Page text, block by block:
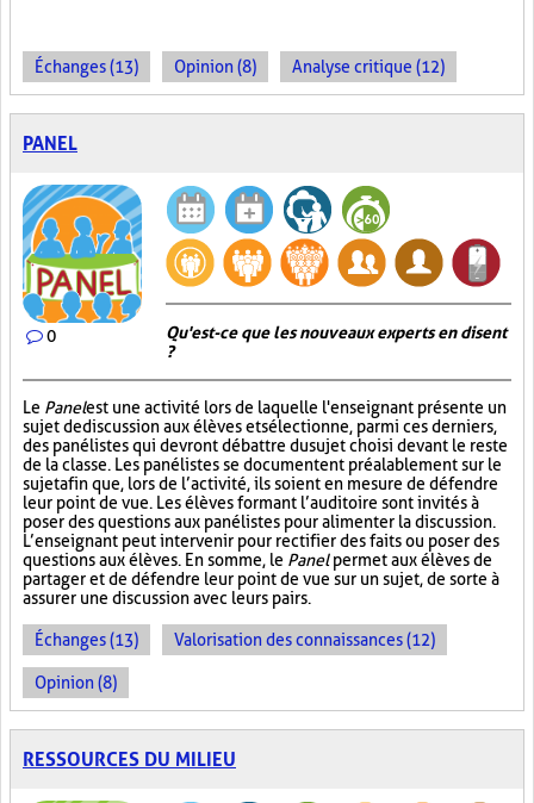
Échanges (13) Opinion (8) Analyse critique (12)
PANEL
0
Qu'est-ce que les nouveaux experts en disent
?
Le Panelest une activité lors de laquelle l'enseignant présente un
sujet de discussion aux élèves et sélectionne, parmi ces derniers,
des panélistes qui devront débattre du sujet choisi devant le reste
de la classe. Les panélistes se documentent préalablement sur le
sujet afin que, lors de l’activité, ils soient en mesure de défendre
leur point de vue. Les élèves formant l’auditoire sont invités à
poser des questions aux panélistes pour alimenter la discussion.
L’enseignant peut intervenir pour rectifier des faits ou poser des
questions aux élèves. En somme, le Panelpermet aux élèves de
partager et de défendre leur point de vue sur un sujet, de sorte à
assurer une discussion avec leurs pairs.
Échanges (13) Valorisation des connaissances (12)
Opinion (8)
RESSOURCES DU MILIEU